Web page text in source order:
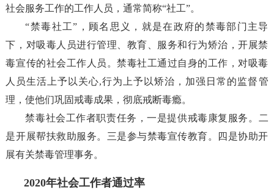
社会服务工作的工作人员，通常简称“社工”。
“禁毒社工”，顾名思义，就是在政府的禁毒部门主导
下，对吸毒人员进行管理、教育、服务和行为矫治，开展禁
毒宣传的社会工作人员。禁毒社工通过自身的工作，对吸毒
人员生活上予以关心,行为上予以矫治，加强日常的监督管
理，使他们巩固戒毒成果，彻底戒断毒瘾。
禁毒社会工作者职责任务，一是提供戒毒康复服务。二
是开展帮扶救助服务。三是参与禁毒宣传教育。四是协助开
展有关禁毒管理事务。
2020年社会工作者通过率